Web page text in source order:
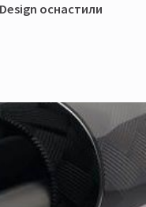
оснастили